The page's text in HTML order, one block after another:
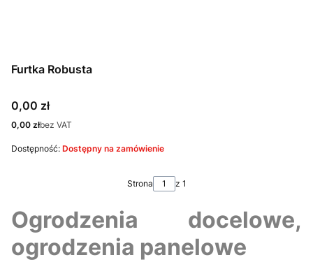
Furtka Robusta
Cena
0,00 zł
Cena
0,00 złbez VAT
Dostępność: Dostępny na zamówienie
Strona z 1
Ogrodzenia docelowe,
ogrodzenia panelowe